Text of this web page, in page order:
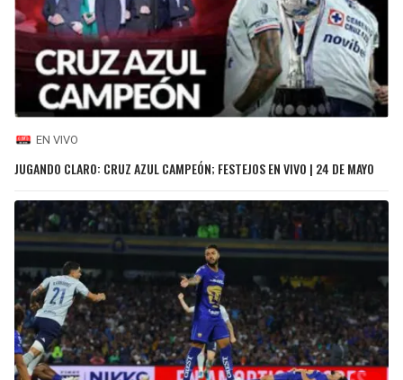
EN VIVO
JUGANDO CLARO: CRUZ AZUL CAMPEÓN; FESTEJOS EN VIVO | 24 DE MAYO